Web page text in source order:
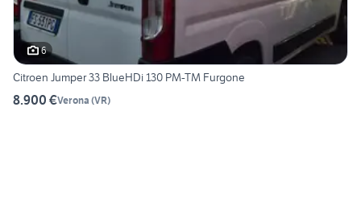
6
Citroen Jumper 33 BlueHDi 130 PM-TM Furgone
8.900 €Verona (VR)